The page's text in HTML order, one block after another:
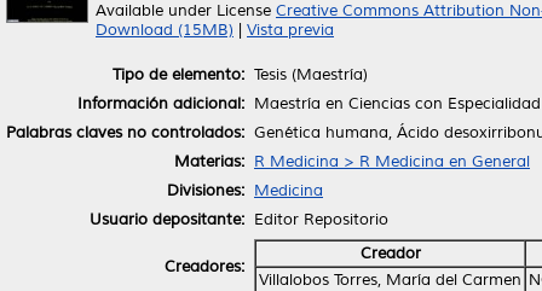
Available under License Creative Commons Attribution
Download (15MB)
Vista previa
Tipo de elemento: Tesis (Maestría)
Información adicional: Maestría en Ciencias con
Palabras claves no controlados: Genética humana, Ácido
Materias: R Medicina > R Medicina en General
Divisiones: Medicina
Usuario depositante: Editor Repositorio
Creadores:
Creador
Villalobos Torres, María del Carmen